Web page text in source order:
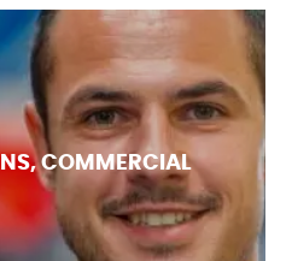
COMMERCIAL